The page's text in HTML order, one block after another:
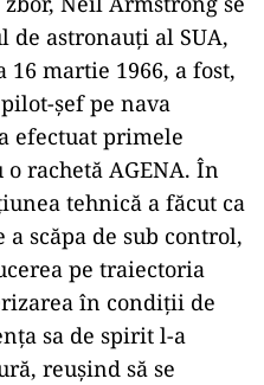
astronauţi al SUA,
martie 1966, a fost,
şef pe nava
efectuat primele
rachetă AGENA. În
tehnică a făcut ca
scăpa de sub control,
pe traiectoria
în condiţii de
sa de spirit l-a
reuşind să se